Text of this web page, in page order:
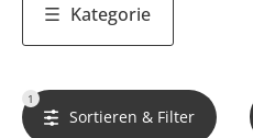
Kategorie
1
Sortieren & Filter